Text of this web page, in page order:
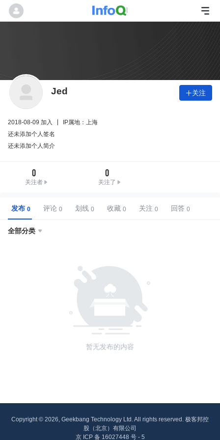
Jed 关注
2018-08-09 加入
IP属地：上海
还未添加个人签名
还未添加个人简介
0
关注者
0
关注了
发布 评论 划线 收藏 关注 回答
全部分类 
暂无发布的内容
Copyright © 2026, Geekbang Technology Ltd. All rights reserved. 极客邦控
股（北京）有限公司
京 ICP 备 16027448 号 - 5